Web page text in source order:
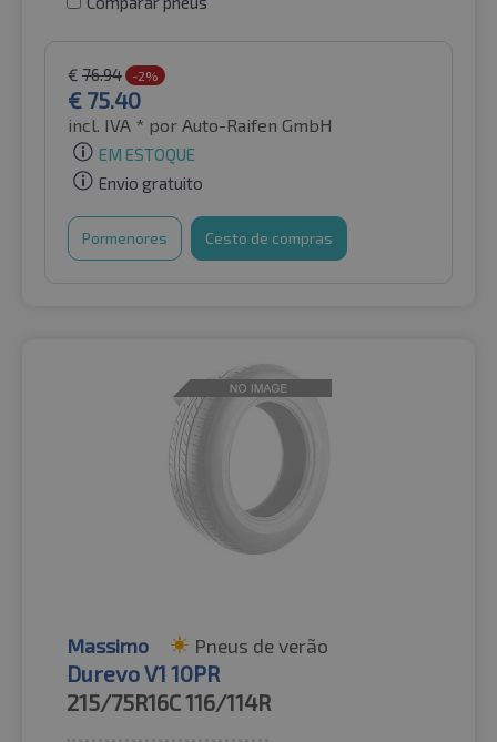
€ 76.94 -2%
€ 75.40
incl. IVA * por Auto-Raifen GmbH
EM ESTOQUE
Envio gratuito
Pormenores Cesto de compras
Massimo Pneus de verão
Durevo V1 10PR
215/75R16C116/114R